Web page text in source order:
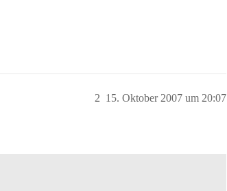
15. Oktober 2007 um 20:07
2